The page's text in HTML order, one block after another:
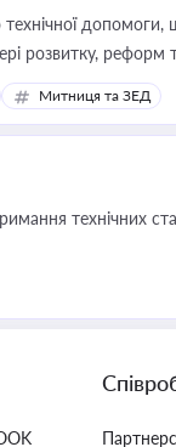
допомоги,
розвитку, реформ
Митниця та ЗЕД
технічних